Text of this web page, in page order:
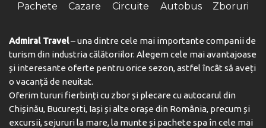
Pachete Cazare Circuite Autobus Zboruri
Admiral Travel– una dintre cele mai importante companii de
turism din industria călătoriilor. Alegem cele mai avantajoase
și interesante oferte pentru orice sezon, astfel încât să aveți
o vacanță de neuitat.
Oferim tururi fierbinți cu zbor și plecare cu autocarul din
Chișinău, București, Iași și alte orașe din România, precum și
excursii, sejururi la mare, la munte și pachete spa în cele mai